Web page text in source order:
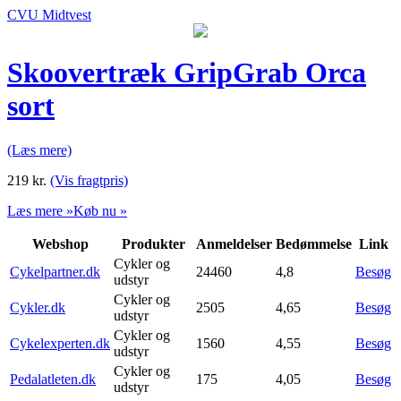
CVU Midtvest
Skoovertræk GripGrab Orca
sort
(Læs mere)
219 kr. (Vis fragtpris)
Læs mere »Køb nu »
Webshop Produkter Anmeldelser Bedømmelse Link
Cykelpartner.dk
Cykler og
udstyr
24460 4,8 Besøg
Cykler.dk
Cykler og
udstyr
2505 4,65 Besøg
Cykelexperten.dk
Cykler og
udstyr
1560 4,55 Besøg
Pedalatleten.dk
Cykler og
udstyr
175 4,05
Besøg